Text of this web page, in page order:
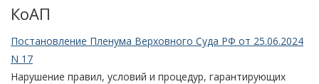
КоАП
Постановление Пленума Верховного Суда РФ от 25.06.2024
N 17
Нарушение правил, условий и процедур, гарантирующих